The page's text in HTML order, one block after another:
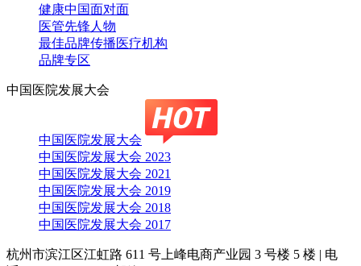
健康中国面对面
医管先锋人物
最佳品牌传播医疗机构
品牌专区
中国医院发展大会
中国医院发展大会
中国医院发展大会 2023
中国医院发展大会 2021
中国医院发展大会 2019
中国医院发展大会 2018
中国医院发展大会 2017
杭州市滨江区江虹路 611 号上峰电商产业园 3 号楼 5 楼 | 电